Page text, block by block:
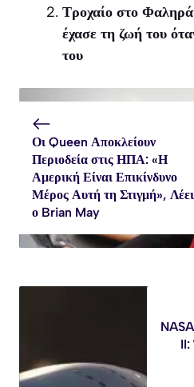
Τροχαίο στο
έχασε τη ζωή του
του
Οι Queen Αποκλείουν
Περιοδεία στις ΗΠΑ: «Η
Αμερική Είναι Επικίνδυνο
Μέρος Αυτή τη Στιγμή», Λέει
ο Brian May
II: